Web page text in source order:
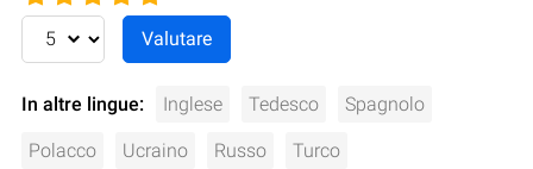
In altre lingue: Inglese Tedesco Spagnolo
Polacco Ucraino Russo Turco